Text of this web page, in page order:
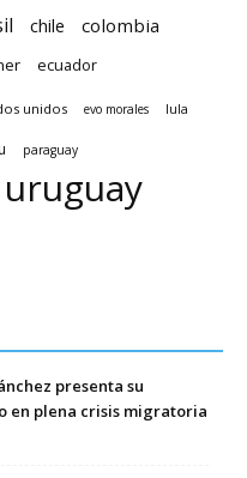
chile colombia
ecuador
unidos evo morales lula
paraguay
uruguay
presenta su
en plena crisis migratoria